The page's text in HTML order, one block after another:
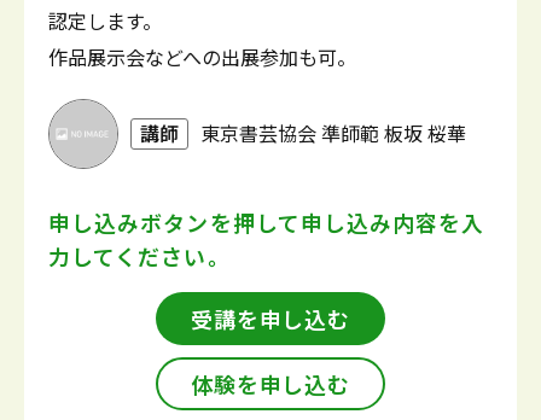
認定します。
作品展示会などへの出展参加も可。
講師 東京書芸協会 準師範 板坂 桜華
申し込みボタンを押して申し込み内容を入
力してください。
受講を申し込む
体験を申し込む